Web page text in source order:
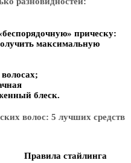
прическу:
максимальную
блеск.
Правила стайлинга